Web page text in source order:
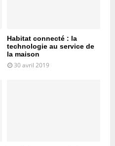
Habitat connecté : la
technologie au service de
la maison
30 avril 2019